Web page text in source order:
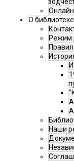
О библиотеке
Режим
Наши